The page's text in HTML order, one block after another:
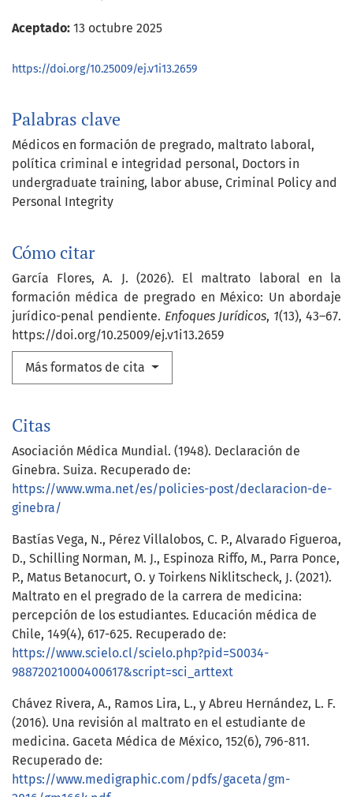
Palabras clave
Médicos en formación de pregrado maltrato laboral
política criminal e integridad personal Doctors in
undergraduate training labor abuse Criminal Policy and
Personal Integrity
Cómo citar
García Flores, A. J. (2026). El maltrato laboral en la
formación médica de pregrado en México: Un abordaje
jurídico-penal pendiente. Enfoques Jurídicos, 1(13), 43–67.
https://doi.org/10.25009/ej.v1i13.2659
Más formatos de cita
Aceptado: 13 octubre 2025
https://doi.org/10.25009/ej.v1i13.2659
Citas
Asociación Médica Mundial. (1948). Declaración de
Ginebra. Suiza. Recuperado de:
https://www.wma.net/es/policies-post/declaracion-de-
ginebra/
Bastías Vega, N., Pérez Villalobos, C. P., Alvarado Figueroa,
D., Schilling Norman, M. J., Espinoza Riffo, M., Parra Ponce,
P., Matus Betanocurt, O. y Toirkens Niklitscheck, J. (2021).
Maltrato en el pregrado de la carrera de medicina:
percepción de los estudiantes. Educación médica de
Chile, 149(4), 617-625. Recuperado de:
https://www.scielo.cl/scielo.php?pid=S0034-
98872021000400617&script=sci_arttext
Chávez Rivera, A., Ramos Lira, L., y Abreu Hernández, L. F.
(2016). Una revisión al maltrato en el estudiante de
medicina. Gaceta Médica de México, 152(6), 796-811.
Recuperado de:
https://www.medigraphic.com/pdfs/gaceta/gm-